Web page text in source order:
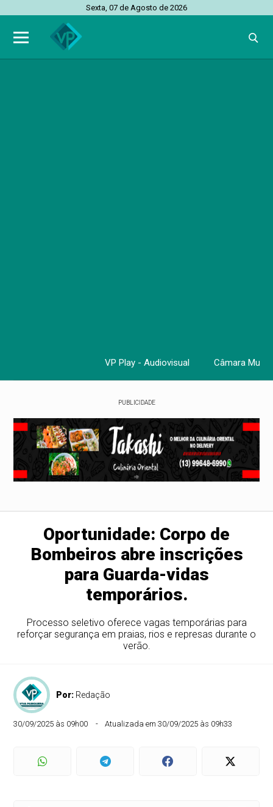
Sexta, 07 de Agosto de 2026
VP Play - Audiovisual Câmara
PUBLICIDADE
Oportunidade: Corpo de
Bombeiros abre inscrições
para Guarda-vidas
temporários.
Processo seletivo oferece vagas temporárias para
reforçar segurança em praias, rios e represas durante o
verão.
Por: Redação
30/09/2025 às 09h00 Atualizada em 30/09/2025 às 09h33